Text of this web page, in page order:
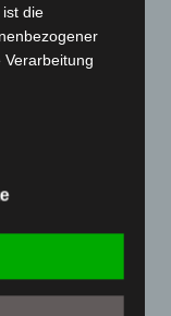
die
Daten, die darin
Daten
Person
um
wirtschaftlicher